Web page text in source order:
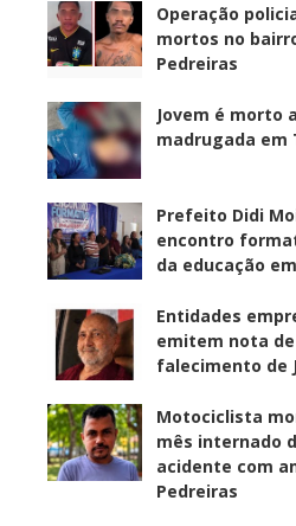
Operação
mortos no
Pedreiras
Jovem é morto
madrugada em
Prefeito Didi
encontro
da educação
Entidades
emitem nota
falecimento de
Motociclista
mês internado
acidente com
Pedreiras